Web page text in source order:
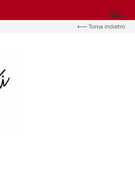
Torna indietro